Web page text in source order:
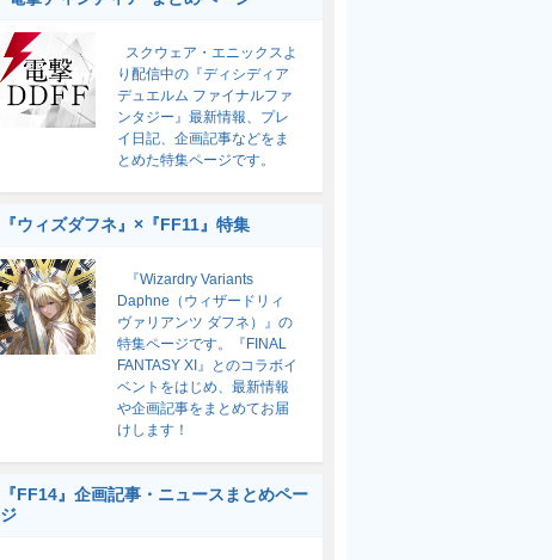
スクウェア・エニックスよ
り配信中の『ディシディア
デュエルム ファイナルファ
ンタジー』最新情報、プレ
イ日記、企画記事などをま
とめた特集ページです。
『ウィズダフネ』×『FF11』特集
『Wizardry Variants
Daphne（ウィザードリィ
ヴァリアンツ ダフネ）』の
特集ページです。『FINAL
FANTASY XI』とのコラボイ
ベントをはじめ、最新情報
や企画記事をまとめてお届
けします！
『FF14』企画記事・ニュースまとめペー
ジ